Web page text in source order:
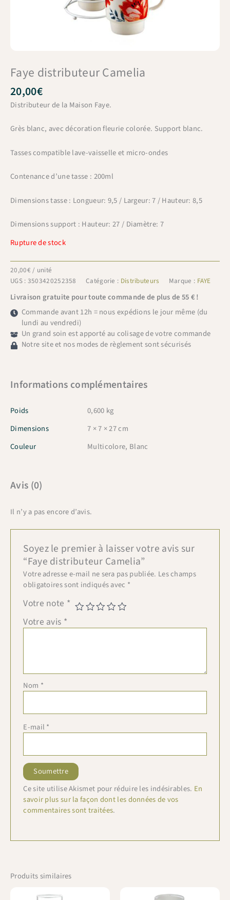
Faye distributeur Camelia
20,00€
Distributeur de la Maison Faye.
Grès blanc, avec décoration fleurie colorée. Support blanc.
Tasses compatible lave-vaisselle et micro-ondes
Contenance d’une tasse : 200ml
Dimensions tasse : Longueur: 9,5 / Largeur: 7 / Hauteur: 8,5
Dimensions support : Hauteur: 27 / Diamètre: 7
Rupture de stock
20,00€ / unité
UGS : 3503420252358 Catégorie : Distributeurs Marque : FAYE
Livraison gratuite pour toute commande de plus de 55 € !
Commande avant 12h = nous expédions le jour même (du
lundi au vendredi)
Un grand soin est apporté au colisage de votre commande
Notre site et nos modes de règlement sont sécurisés
Informations complémentaires
Poids
0,600 kg
Dimensions
7 × 7 × 27 cm
Couleur
Multicolore, Blanc
Avis (0)
Il n’y a pas encore d’avis.
Soyez le premier à laisser votre avis sur
“Faye distributeur Camelia”
Votre adresse e-mail ne sera pas publiée. Les champs
obligatoires sont indiqués avec *
Votre note *
Votre avis *
Nom *
E-mail *
Ce site utilise Akismet pour réduire les indésirables. En
savoir plus sur la façon dont les données de vos
commentaires sont traitées.
Produits similaires